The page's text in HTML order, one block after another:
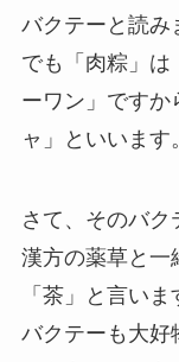
バクテーと読み
でも「肉粽」は
ーワン」ですか
ャ」といいます。
さて、そのバク
漢方の薬草と一
「茶」と言い
バクテーも大好